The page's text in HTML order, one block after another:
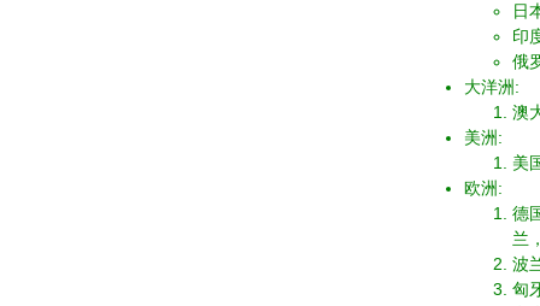
日
印
俄
大洋洲:
澳
美洲:
美
欧洲:
德
兰
波
匈